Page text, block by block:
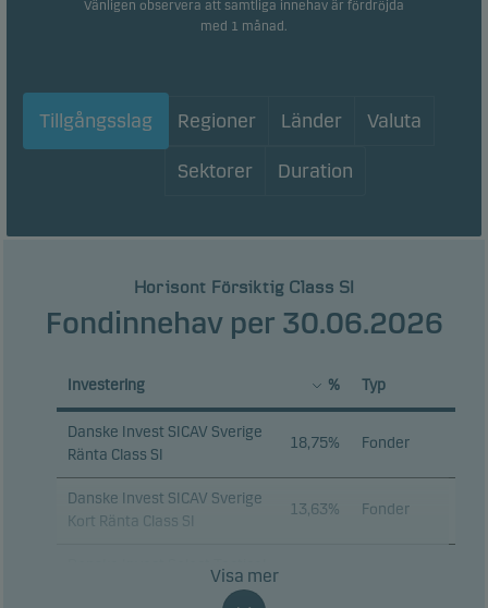
Vänligen observera att samtliga innehav är fördröjda
med 1 månad.
Tillgångsslag Regioner Länder Valuta
Sektorer Duration
Horisont Försiktig Class SI
Fondinnehav per 30.06.2026
Investering % Typ
Danske Invest SICAV Sverige
Ränta Class SI
18,75% Fonder
Danske Invest SICAV Sverige
Kort Ränta Class SI
13,63% Fonder
Danske Invest Select Tactical
Asset Allocation Sverige,
Visa mer